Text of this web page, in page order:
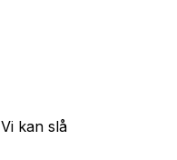
Vi kan slå